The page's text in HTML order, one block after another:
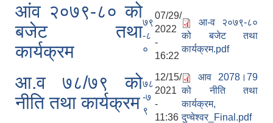
आंव २०७९-८० को
बजेट तथा
कार्यक्रम
७९
-८
०
07/29/
2022
-
16:22
आ-व २०७९-८०
को बजेट तथा
कार्यक्रम.pdf
आ.व ७८/७९ को
नीति तथा कार्यक्रम
७८
-७
९
12/15/
2021
-
11:36
आव 2078।79
को नीति तथा
कार्यक्रम,
दुप्चेश्वर_Final.pdf